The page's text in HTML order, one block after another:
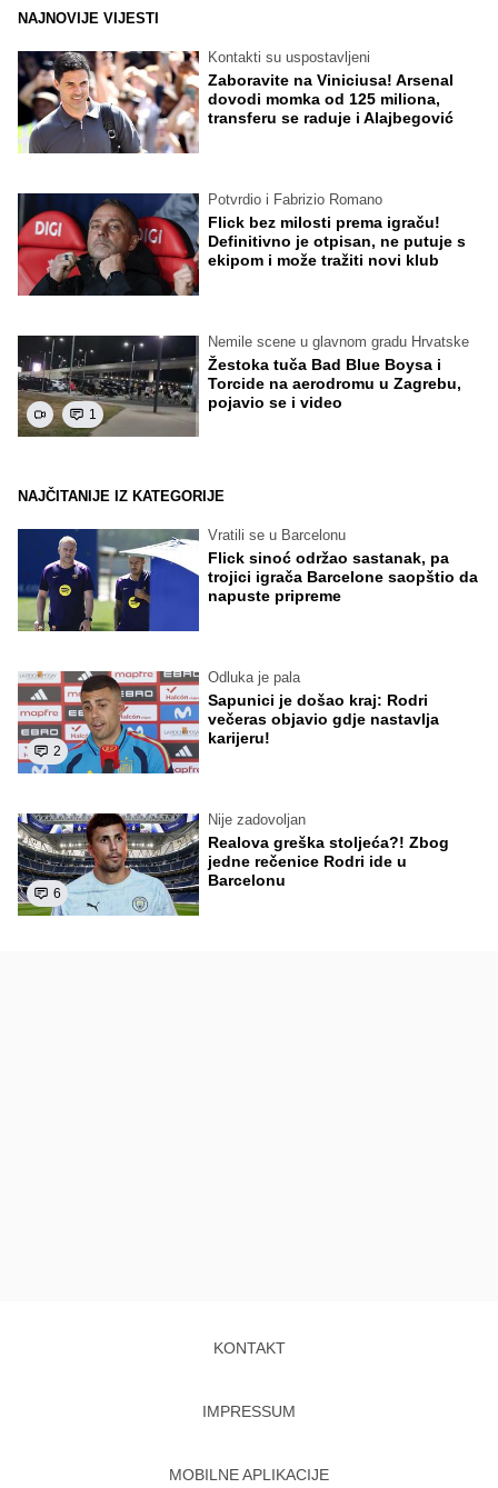
NAJNOVIJE VIJESTI
Kontakti su uspostavljeni
Zaboravite na Viniciusa! Arsenal
dovodi momka od 125 miliona,
transferu se raduje i Alajbegović
Potvrdio i Fabrizio Romano
Flick bez milosti prema igraču!
Definitivno je otpisan, ne putuje s
ekipom i može tražiti novi klub
1
Nemile scene u glavnom gradu Hrvatske
Žestoka tuča Bad Blue Boysa i
Torcide na aerodromu u Zagrebu,
pojavio se i video
NAJČITANIJE IZ KATEGORIJE
Vratili se u Barcelonu
Flick sinoć održao sastanak, pa
trojici igrača Barcelone saopštio da
napuste pripreme
2
Odluka je pala
Sapunici je došao kraj: Rodri
večeras objavio gdje nastavlja
karijeru!
6
Nije zadovoljan
Realova greška stoljeća?! Zbog
jedne rečenice Rodri ide u
Barcelonu
KONTAKT
IMPRESSUM
MOBILNE APLIKACIJE